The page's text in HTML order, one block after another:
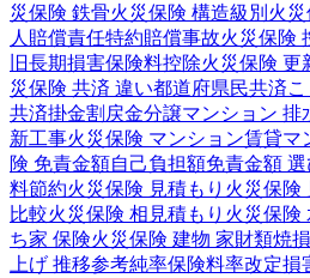
災保険 鉄骨火災保険 構造級別 火
人賠償責任特約賠償事故火災保険
旧長期損害保険料控除火災保険 更
災保険 共済 違い都道府県民共済
共済掛金割戻金分譲マンション 排
新工事火災保険 マンション賃貸マ
険 免責金額自己負担額免責金額
料節約火災保険 見積もり 火災保険
比較火災保険 相見積もり 火災保険
ち家 保険火災保険 建物 家財類焼
上げ 推移参考純率保険料率改定損